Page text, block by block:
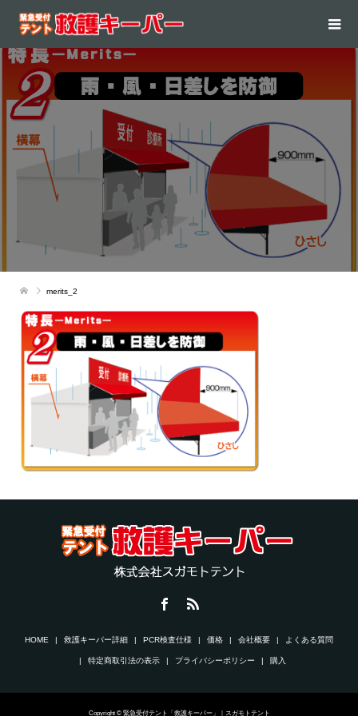
merits_2
HOME 救護キーパー詳細 PCR検査仕様 価格 会社概要 よくある質問
特定商取引法の表示 プライバシーポリシー 購入
Copyright © 緊急受付テント「救護キーパー」｜スガモトテント